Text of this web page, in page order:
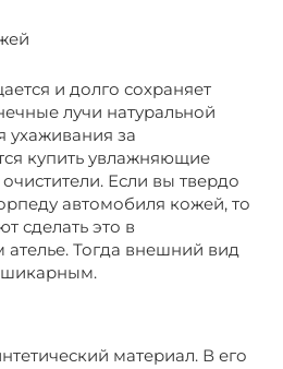
и долго сохраняет
лучи натуральной
ухаживания за
купить увлажняющие
Если вы твердо
автомобиля кожей, то
сделать это в
Тогда внешний вид
шикарным.
материал. В его